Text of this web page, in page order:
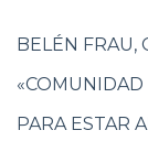
BELÉN FRAU,
PARA ESTAR